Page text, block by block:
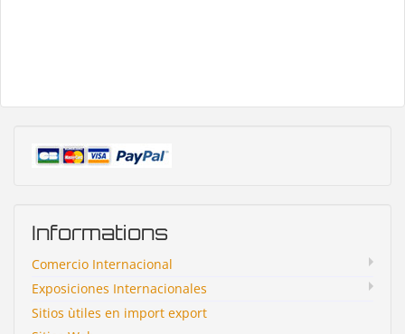
Informations
Comercio Internacional
Exposiciones Internacionales
Sitios ùtiles en import export